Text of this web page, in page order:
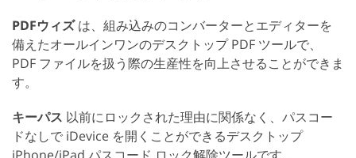
PDFウィズは、組み込みのコンバーターとエディターを
備えたオールインワンのデスクトップ PDF ツールで、
PDF ファイルを扱う際の生産性を向上させることができま
す。
キーパス 以前にロックされた理由に関係なく、パスコー
ドなしで iDevice を開くことができるデスクトップ